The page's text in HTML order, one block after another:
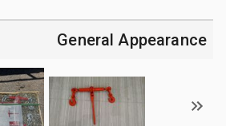
General Appearance